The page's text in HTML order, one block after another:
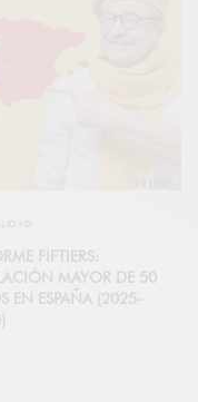
FIFTIERS:
MAYOR DE 50
EN ESPAÑA (2025-